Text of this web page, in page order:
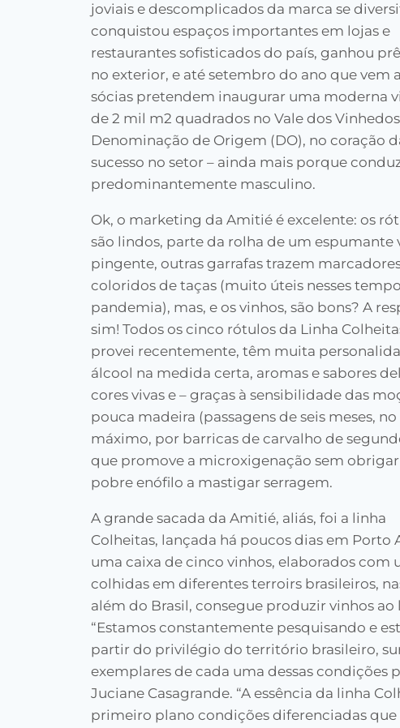
joviais e descomplicados da marca se
conquistou espaços importantes em lojas e
restaurantes sofisticados do país, ganhou
no exterior, e até setembro do ano que vem
sócias pretendem inaugurar uma moderna
de 2 mil m2 quadrados no Vale dos
Denominação de Origem (DO), no coração
sucesso no setor – ainda mais porque
predominantemente masculino.
Ok, o marketing da Amitié é excelente: os
são lindos, parte da rolha de um espumante
pingente, outras garrafas trazem
coloridos de taças (muito úteis nesses
pandemia), mas, e os vinhos, são bons? A
sim! Todos os cinco rótulos da Linha
provei recentemente, têm muita
álcool na medida certa, aromas e sabores
cores vivas e – graças à sensibilidade das
pouca madeira (passagens de seis meses, no
máximo, por barricas de carvalho de
que promove a microxigenação sem
pobre enófilo a mastigar serragem.
A grande sacada da Amitié, aliás, foi a linha
Colheitas, lançada há poucos dias em Porto
uma caixa de cinco vinhos, elaborados com
colhidas em diferentes terroirs brasileiros,
além do Brasil, consegue produzir vinhos
“Estamos constantemente pesquisando e
partir do privilégio do território brasileiro,
exemplares de cada uma dessas condições
Juciane Casagrande. “A essência da linha
primeiro plano condições diferenciadas